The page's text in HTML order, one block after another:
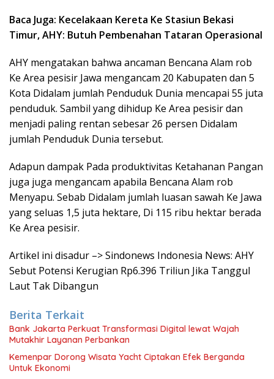
Baca Juga: Kecelakaan Kereta Ke Stasiun Bekasi
Timur, AHY: Butuh Pembenahan Tataran Operasional
AHY mengatakan bahwa ancaman Bencana Alam rob
Ke Area pesisir Jawa mengancam 20 Kabupaten dan 5
Kota Didalam jumlah Penduduk Dunia mencapai 55 juta
penduduk. Sambil yang dihidup Ke Area pesisir dan
menjadi paling rentan sebesar 26 persen Didalam
jumlah Penduduk Dunia tersebut.
Adapun dampak Pada produktivitas Ketahanan Pangan
juga juga mengancam apabila Bencana Alam rob
Menyapu. Sebab Didalam jumlah luasan sawah Ke Jawa
yang seluas 1,5 juta hektare, Di 115 ribu hektar berada
Ke Area pesisir.
Artikel ini disadur –> Sindonews Indonesia News: AHY
Sebut Potensi Kerugian Rp6.396 Triliun Jika Tanggul
Laut Tak Dibangun
Berita Terkait
Bank Jakarta Perkuat Transformasi Digital lewat Wajah
Mutakhir Layanan Perbankan
Kemenpar Dorong Wisata Yacht Ciptakan Efek Berganda
Untuk Ekonomi